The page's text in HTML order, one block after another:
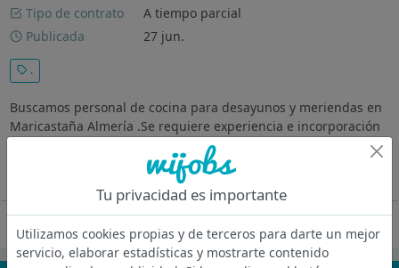
Tipo de contrato
A tiempo parcial
Publicada
27 jun.
.
Buscamos personal de cocina para desayunos y meriendas en
Maricastaña Almería .Se requiere experiencia e incorporación
Contrato de 20 h, indefinido
Tu privacidad es importante
Utilizamos cookies propias y de terceros para darte un mejor
servicio, elaborar estadísticas y mostrarte contenido